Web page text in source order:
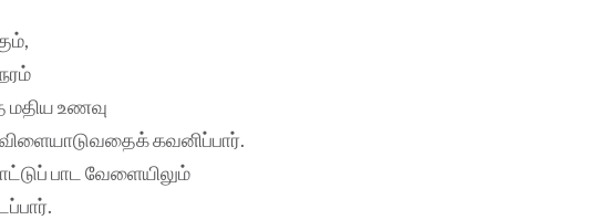
உணவு
கவனிப்பார்.
பாட வேளையிலும்